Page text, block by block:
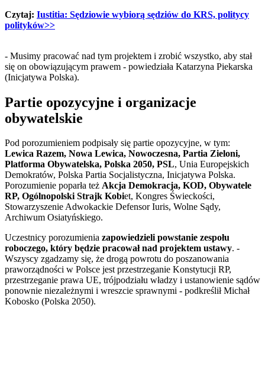
Czytaj: Iustitia: Sędziowie wybiorą sędziów do KRS, politycy
polityków>>
- Musimy pracować nad tym projektem i zrobić wszystko, aby stał
się on obowiązującym prawem - powiedziała Katarzyna Piekarska
(Inicjatywa Polska).
Partie opozycyjne i organizacje
obywatelskie
Pod porozumieniem podpisały się partie opozycyjne, w tym:
Lewica Razem, Nowa Lewica, Nowoczesna, Partia Zieloni,
Platforma Obywatelska, Polska 2050, PSL, Unia Europejskich
Demokratów, Polska Partia Socjalistyczna, Inicjatywa Polska.
Porozumienie poparła też Akcja Demokracja, KOD, Obywatele
RP, Ogólnopolski Strajk Kobiet, Kongres Świeckości,
Stowarzyszenie Adwokackie Defensor Iuris, Wolne Sądy,
Archiwum Osiatyńskiego.
Uczestnicy porozumienia zapowiedzieli powstanie zespołu
roboczego, który będzie pracował nad projektem ustawy. -
Wszyscy zgadzamy się, że drogą powrotu do poszanowania
praworządności w Polsce jest przestrzeganie Konstytucji RP,
przestrzeganie prawa UE, trójpodziału władzy i ustanowienie sądów
ponownie niezależnymi i wreszcie sprawnymi - podkreślił Michał
Kobosko (Polska 2050).